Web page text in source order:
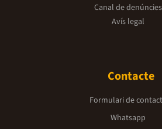
Canal de denúncies
Avís legal
Contacte
Formulari de
Whatsapp